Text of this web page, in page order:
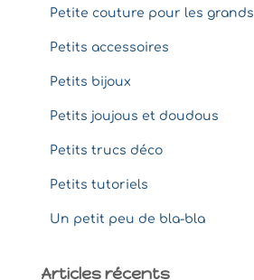
Petite couture pour les grands
Petits accessoires
Petits bijoux
Petits joujous et doudous
Petits trucs déco
Petits tutoriels
Un petit peu de bla-bla
Articles récents